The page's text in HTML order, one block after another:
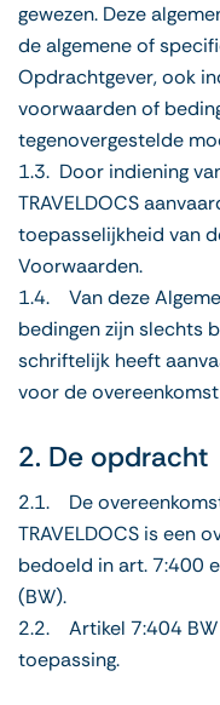
gewezen. Deze
de algemene of
Opdrachtgever, ook
voorwaarden of
tegenovergestelde
1.3. Door indiening
TRAVELDOCS
toepasselijkheid van
Voorwaarden.
1.4. Van deze
bedingen zijn slechts
schriftelijk heeft
voor de
2. De opdracht
2.1. De
TRAVELDOCS is een
bedoeld in art. 7:400
(BW).
2.2. Artikel 7:404 BW
toepassing.